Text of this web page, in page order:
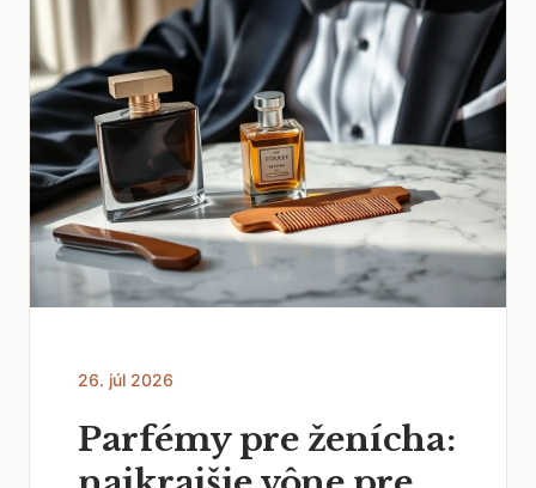
26. júl 2026
Parfémy pre ženícha: